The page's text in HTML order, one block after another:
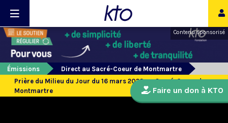
Contenu sponsorisé
Émissions
Direct au Sacré-Coeur de Montmartre
Prière du Milieu du Jour du 16 mars 2023 au Sacré-Coeur de
Montmartre
Faire un don à KTO